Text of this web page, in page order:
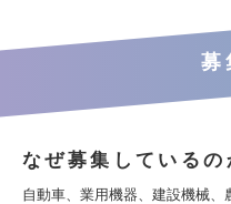
募
なぜ募集しているの
自動車、業用機器、建設機械